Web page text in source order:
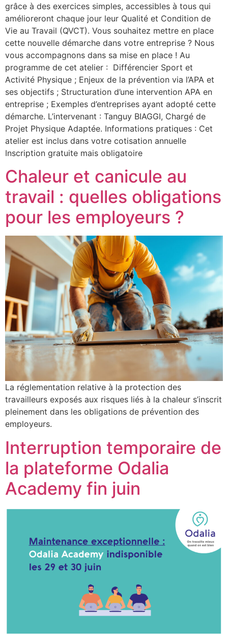
grâce à des exercices simples, accessibles à tous qui
amélioreront chaque jour leur Qualité et Condition de
Vie au Travail (QVCT). Vous souhaitez mettre en place
cette nouvelle démarche dans votre entreprise ? Nous
vous accompagnons dans sa mise en place ! Au
programme de cet atelier : Différencier Sport et
Activité Physique ; Enjeux de la prévention via l’APA et
ses objectifs ; Structuration d’une intervention APA en
entreprise ; Exemples d’entreprises ayant adopté cette
démarche. L’intervenant : Tanguy BIAGGI, Chargé de
Projet Physique Adaptée. Informations pratiques : Cet
atelier est inclus dans votre cotisation annuelle
Inscription gratuite mais obligatoire
Chaleur et canicule au
travail : quelles obligations
pour les employeurs ?
La réglementation relative à la protection des
travailleurs exposés aux risques liés à la chaleur s’inscrit
pleinement dans les obligations de prévention des
employeurs.
Interruption temporaire de
la plateforme Odalia
Academy fin juin